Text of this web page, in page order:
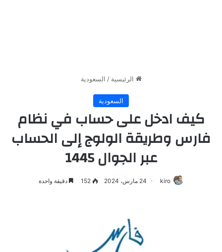
الرئيسية / السعودية
السعودية
كيف ادخل على حساب في نظام
فارس وطريقة الولوج إلى الحساب
عبر الجوال 1445
kiro 24 مارس، 2024 152 دقيقة واحدة